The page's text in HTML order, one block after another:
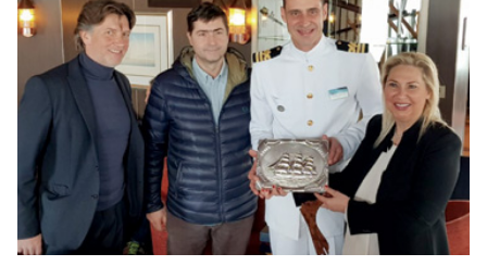
MOBILITÀ
INDUSTRIA
RICERCA
ECONOMIA
TURISMO